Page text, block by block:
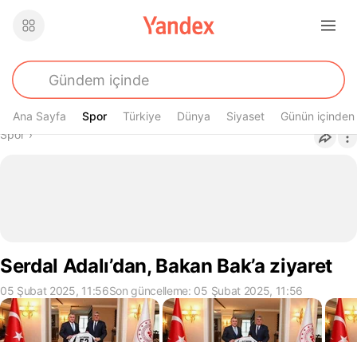
Ana Sayfa Spor
Spor Türkiye Dünya Siyaset Günün içinden
Buradasın
Spor›
Serdal Adalı’dan, Bakan Bak’a ziyaret
05 Şubat 2025, 11:56Son güncelleme: 05 Şubat 2025, 11:56